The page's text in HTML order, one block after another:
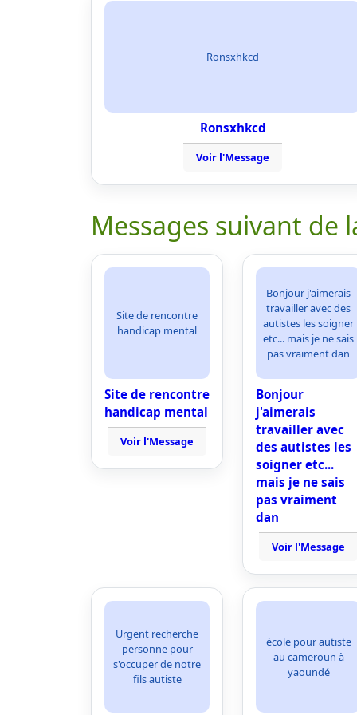
Ronsxhkcd
Ronsxhkcd
Voir l'Message
Messages suivant de
Site de rencontre
handicap mental
Site de rencontre
handicap mental
Voir l'Message
Bonjour j'aimerais
travailler avec des
autistes les soigner
etc... mais je ne sais
pas vraiment dan
Bonjour
j'aimerais
travailler avec
des autistes les
soigner etc...
mais je ne sais
pas vraiment
dan
Voir l'Message
Urgent recherche
personne pour
s'occuper de notre
fils autiste
école pour autiste
au cameroun à
yaoundé